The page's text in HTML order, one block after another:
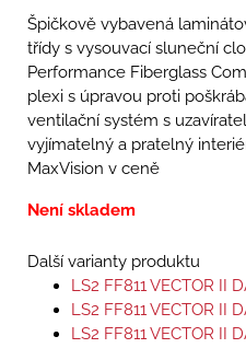
Špičkově vybavená
třídy s vysouvací sluneční
Performance Fiberglass
plexi s úpravou proti
ventilační systém s
vyjímatelný a pratelný
MaxVision v ceně
Není skladem
Další varianty produktu
LS2 FF811 VECTOR II
LS2 FF811 VECTOR II
LS2 FF811 VECTOR II